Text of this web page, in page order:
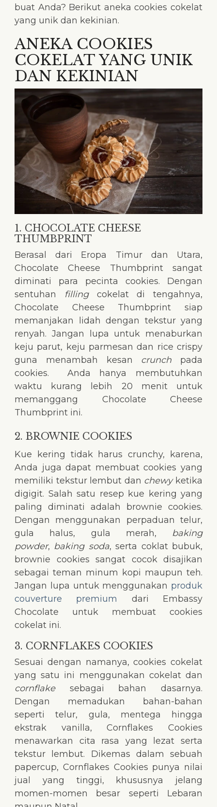
buat Anda? Berikut aneka cookies cokelat
yang unik dan kekinian.
ANEKA COOKIES
COKELAT YANG UNIK
DAN KEKINIAN
1. CHOCOLATE CHEESE
THUMBPRINT
Berasal dari Eropa Timur dan Utara,
Chocolate Cheese Thumbprint sangat
diminati para pecinta cookies. Dengan
sentuhan
filling cokelat di tengahnya,
Chocolate Cheese Thumbprint siap
memanjakan lidah dengan tekstur yang
renyah. Jangan lupa untuk menaburkan
keju parut, keju parmesan dan rice crispy
guna menambah kesan crunch pada
cookies. Anda hanya membutuhkan
waktu kurang lebih 20 menit untuk
memanggang Chocolate Cheese
Thumbprint ini.
2. BROWNIE COOKIES
Kue kering tidak harus crunchy, karena,
Anda juga dapat membuat cookies yang
memiliki tekstur lembut dan chewy ketika
digigit. Salah satu resep kue kering yang
paling diminati adalah brownie cookies.
Dengan menggunakan perpaduan telur,
gula halus, gula merah, baking
powder, baking soda, serta coklat bubuk,
brownie cookies sangat cocok disajikan
sebagai teman minum kopi maupun teh.
Jangan lupa untuk menggunakan produk
couverture premium
dari Embassy
Chocolate untuk membuat cookies
cokelat ini.
3. CORNFLAKES COOKIES
Sesuai dengan namanya, cookies cokelat
yang satu ini menggunakan cokelat dan
cornflake sebagai bahan dasarnya.
Dengan memadukan bahan-bahan
seperti telur, gula, mentega hingga
ekstrak vanilla, Cornflakes Cookies
menawarkan cita rasa yang lezat serta
tekstur lembut. Dikemas dalam sebuah
papercup, Cornflakes Cookies punya nilai
jual yang tinggi, khususnya jelang
momen-momen besar seperti Lebaran